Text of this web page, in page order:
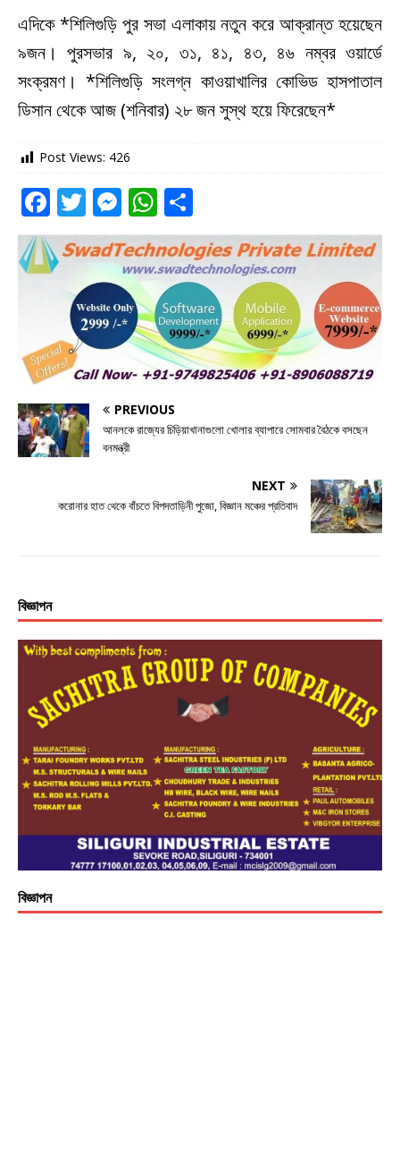
এদিকে *শিলিগুড়ি পুর সভা এলাকায় নতুন করে আক্রান্ত হয়েছেন
৯জন। পুরসভার ৯, ২০, ৩১, ৪১, ৪৩, ৪৬ নম্বর ওয়ার্ডে
সংক্রমণ। *শিলিগুড়ি সংলগ্ন কাওয়াখালির কোভিড হাসপাতাল
ডিসান থেকে আজ (শনিবার) ২৮ জন সুস্থ হয়ে ফিরেছেন*
Post Views: 426
F
a
c
e
o
o
k
T
w
it
te
r
M
e
ss
e
n
g
e
r
W
h
at
s
A
p
p
h
ar
e
PREVIOUS
আনলকে রাজ্যের চিড়িয়াখানাগুলো খোলার ব্যাপারে সোমবার বৈঠকে বসছেন
বনমন্ত্রী
NEXT
করোনার হাত থেকে বাঁচতে বিপদতাড়িনী পুজো, বিজ্ঞান মঞ্চের প্রতিবাদ
বিজ্ঞাপন
বিজ্ঞাপন